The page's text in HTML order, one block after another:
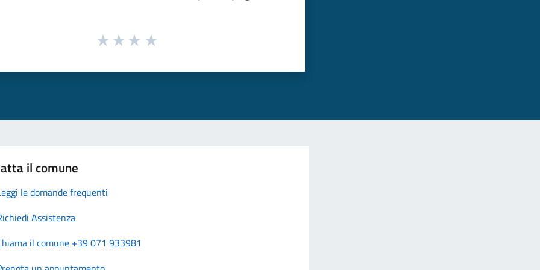
il comune
le domande frequenti
Assistenza
il comune +39 071 933981